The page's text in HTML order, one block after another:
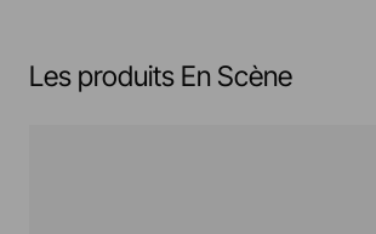
Les produits En Scène